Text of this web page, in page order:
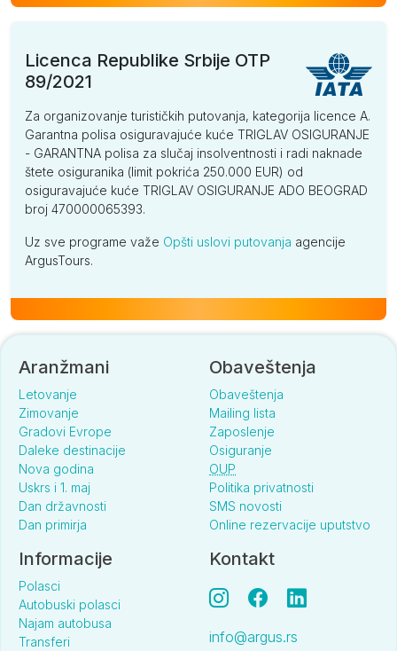
Licenca Republike Srbije OTP
89/2021
Za organizovanje turističkih putovanja, kategorija licence A.
Garantna polisa osiguravajuće kuće TRIGLAV OSIGURANJE
- GARANTNA polisa za slučaj insolventnosti i radi naknade
štete osiguranika (limit pokrića 250.000 EUR) od
osiguravajuće kuće TRIGLAV OSIGURANJE ADO BEOGRAD
broj 470000065393.
Uz sve programe važe Opšti uslovi putovanja agencije
ArgusTours.
Aranžmani
Letovanje
Zimovanje
Gradovi Evrope
Daleke destinacije
Nova godina
Uskrs i 1. maj
Dan državnosti
Dan primirja
Obaveštenja
Obaveštenja
Mailing lista
Zaposlenje
Osiguranje
OUP
Politika privatnosti
SMS novosti
Online rezervacije uputstvo
Informacije
Polasci
Autobuski polasci
Najam autobusa
Transferi
Kontakt
info@argus.rs